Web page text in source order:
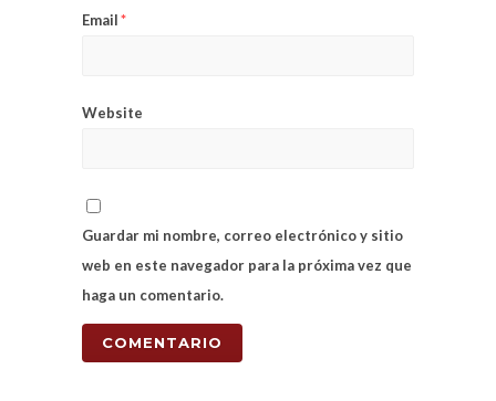
Email*
Website
Guardar mi nombre, correo electrónico y sitio
web en este navegador para la próxima vez que
haga un comentario.